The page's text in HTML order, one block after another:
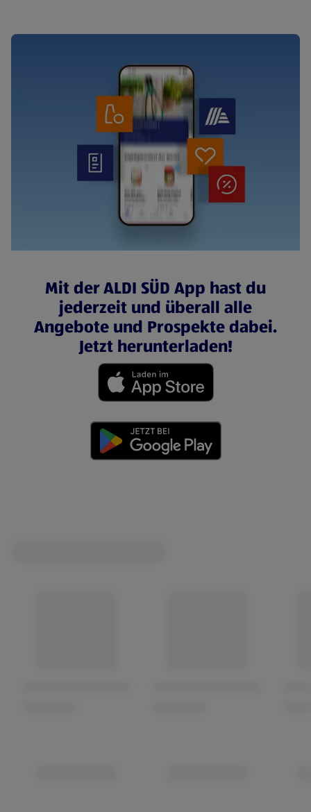
Mit der ALDI SÜD App hast du
jederzeit und überall alle
Angebote und Prospekte dabei.
Jetzt herunterladen!